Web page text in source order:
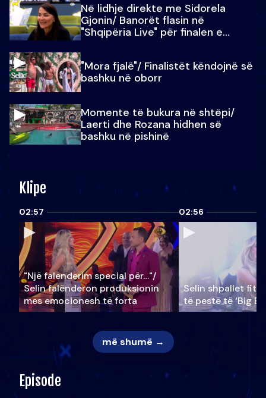
Në lidhje direkte me Sidorela
Gjonin/ Banorët flasin në
"Shqipëria Live" për finalen e
"Mora fjalë"/ Finalistët këndojnë së
bashku në oborr
Momente të bukura në shtëpi/
Laerti dhe Rozana hidhen së
bashku në pishinë
Klipe
02:57
"Një falenderim special për…"/
Selin falënderon produksionin
mes emocionesh të forta
02:56
Selin shpallet
të pestë të ‘Big
më shumë →
Episode